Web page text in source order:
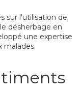
sur l'utilisation de
désherbage en
une expertise
malades.